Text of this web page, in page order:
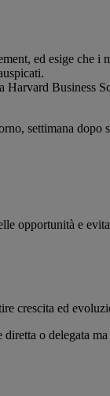
ed esige che
Harvard Business
settimana dopo
opportunità e
crescita ed
o delegata